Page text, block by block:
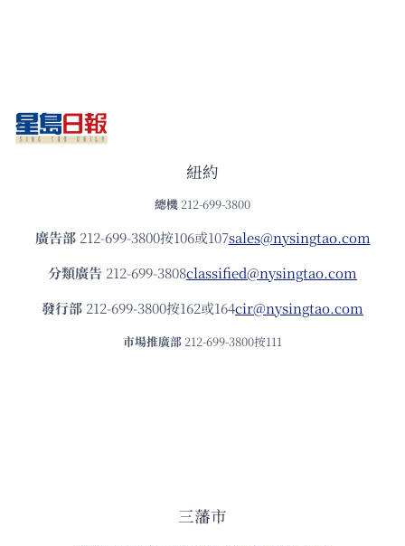
紐約
總機 212-699-3800
廣告部212-699-3800按106或107sales@nysingtao.com
分類廣告 212-699-3808classified@nysingtao.com
發⾏部 212-699-3800按162或164cir@nysingtao.com
市場推廣部 212-699-3800按111
三藩市